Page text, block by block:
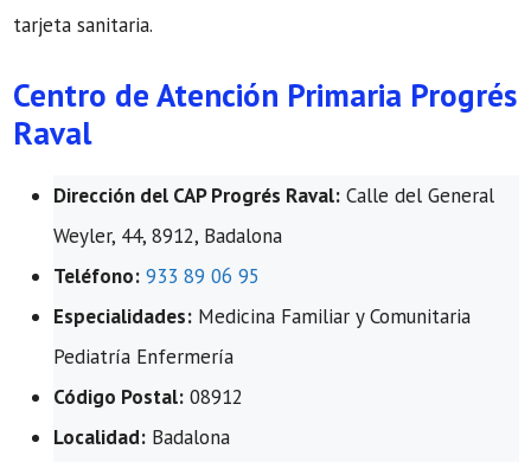
tarjeta sanitaria.
Centro de Atención Primaria Progrés
Raval
Dirección del CAP Progrés Raval: Calle del General
Weyler, 44, 8912, Badalona
Teléfono: 933 89 06 95
Especialidades: Medicina Familiar y Comunitaria
Pediatría Enfermería
Código Postal: 08912
Localidad: Badalona